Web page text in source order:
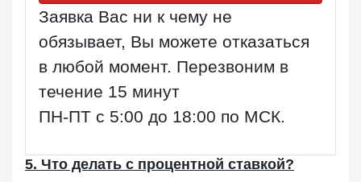
Заявка Вас ни к чему не
обязывает, Вы можете отказаться
в любой момент. Перезвоним в
течение 15 минут
ПН-ПТ с 5:00 до 18:00 по МСК.
5. Что делать с процентной ставкой?